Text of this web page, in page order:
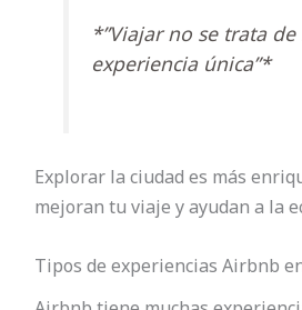
*”Viajar no se trata
experiencia única”*
Explorar la ciudad es más
mejoran tu viaje y ayudan a la
Tipos de experiencias Airbnb